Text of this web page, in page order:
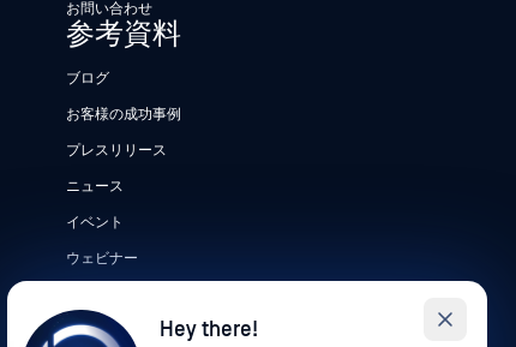
お問い合わせ
参考資料
ブログ
お客様の成功事例
プレスリリース
ニュース
イベント
ウェビナー
ホワイトペーパーHey there!